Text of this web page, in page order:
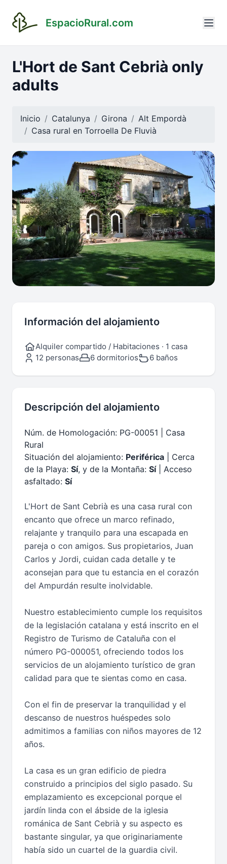
EspacioRural.com
L'Hort de Sant Cebrià only
adults
Inicio Catalunya Girona
Alt Empordà
Casa rural en Torroella De Fluvià
Información del alojamiento
Alquiler compartido / Habitaciones · 1 casa
12 personas
6 dormitorios 6 baños
Descripción del alojamiento
Núm. de Homologación: PG-00051 | Casa
Rural
Situación del alojamiento: Periférica | Cerca
de la Playa: Sí, y de la Montaña: Sí| Acceso
asfaltado: Sí
L'Hort de Sant Cebrià es una casa rural con
encanto que ofrece un marco refinado,
relajante y tranquilo para una escapada en
pareja o con amigos. Sus propietarios, Juan
Carlos y Jordi, cuidan cada detalle y te
aconsejan para que tu estancia en el corazón
del Ampurdán resulte inolvidable.
Nuestro establecimiento cumple los requisitos
de la legislación catalana y está inscrito en el
Registro de Turismo de Cataluña con el
número PG-000051, ofreciendo todos los
servicios de un alojamiento turístico de gran
calidad para que te sientas como en casa.
Con el fin de preservar la tranquilidad y el
descanso de nuestros huéspedes solo
admitimos a familias con niños mayores de 12
años.
La casa es un gran edificio de piedra
construido a principios del siglo pasado. Su
emplazamiento es excepcional porque el
jardín linda con el ábside de la iglesia
románica de Sant Cebrià y su aspecto es
bastante singular, ya que originariamente
había sido un cuartel de la guardia civil.